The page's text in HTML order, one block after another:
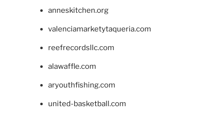
anneskitchen.org
valenciamarketytaqueria.com
reefrecordsllc.com
alawaffle.com
aryouthfishing.com
united-basketball.com